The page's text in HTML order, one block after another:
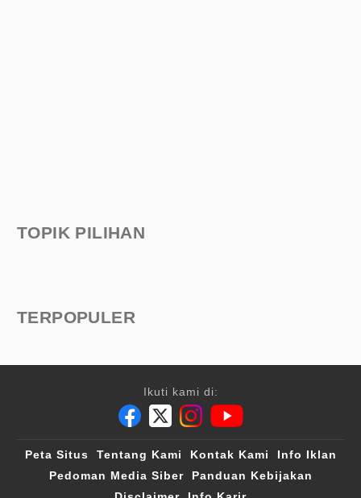
TOPIK PILIHAN
TERPOPULER
Ikuti kami di:
Peta Situs Tentang Kami Kontak Kami
Info Iklan
Pedoman Media Siber
Panduan Kebijakan